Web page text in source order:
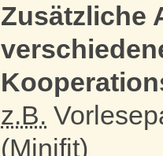
Zusätzliche
z.B.
(Minifit)